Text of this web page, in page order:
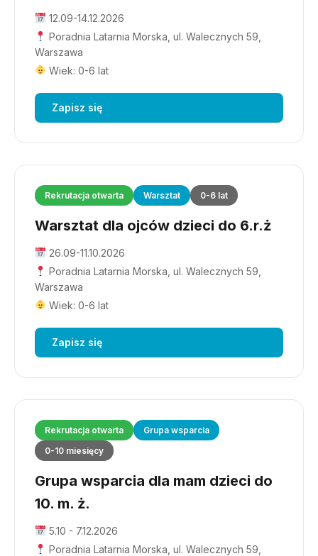
12.09-14.12.2026
Poradnia Latarnia Morska, ul. Walecznych 59,
Warszawa
Wiek: 0-6 lat
Zapisz się
Rekrutacja otwarta Warsztat 0-6 lat
Warsztat dla ojców dzieci do 6.r.ż
26.09-11.10.2026
Poradnia Latarnia Morska, ul. Walecznych 59,
Warszawa
Wiek: 0-6 lat
Zapisz się
Rekrutacja otwarta
Grupa wsparcia
0-10 miesięcy
Grupa wsparcia dla mam dzieci do
10. m. ż.
5.10 - 7.12.2026
Poradnia Latarnia Morska, ul. Walecznych 59,